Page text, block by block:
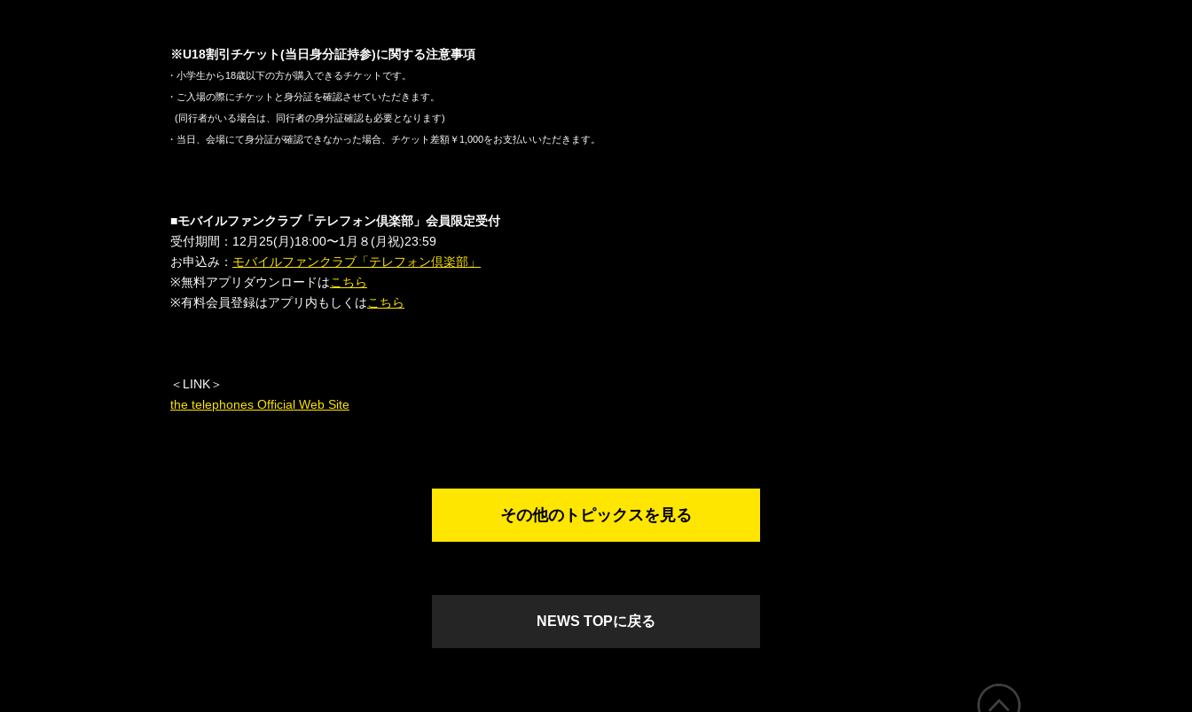
※U18割引チケット(当日身分証持参)に関する注意事項
・小学生から18歳以下の方が購入できるチケットです。
・ご入場の際にチケットと身分証を確認させていただきます。
(同行者がいる場合は、同行者の身分証確認も必要となります)
・当日、会場にて身分証が確認できなかった場合、チケット差額￥ 1,000をお支払いいただきます。
■モバイルファンクラブ「テレフォン倶楽部」会員限定受付
受付期間： 12 月 25(月)18:00〜1 月８(月祝)23:59
お申込み： モバイルファンクラブ「テレフォン倶楽部」
※無料アプリダウンロードはこちら
※有料会員登録はアプリ内もしくはこちら
＜ LINK＞
the telephones Official Web Site
その他のトピックスを見る
NEWS TOPに戻る